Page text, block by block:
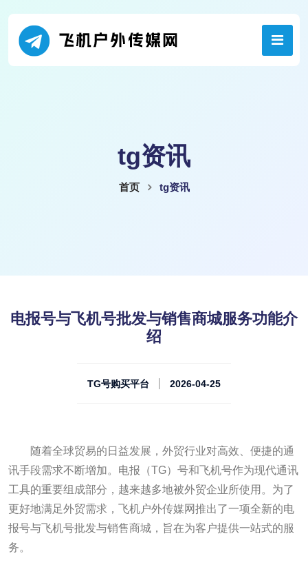
tg资讯
首页 tg资讯
电报号与飞机号批发与销售商城服务功能介
绍
TG号购买平台 2026-04-25
随着全球贸易的日益发展，外贸行业对高效、便捷的通
讯手段需求不断增加。电报（TG）号和飞机号作为现代通讯
工具的重要组成部分，越来越多地被外贸企业所使用。为了
更好地满足外贸需求，飞机户外传媒网推出了一项全新的电
报号与飞机号批发与销售商城，旨在为客户提供一站式的服
务。